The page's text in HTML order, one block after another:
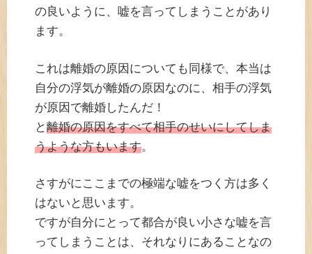
の良いように、嘘を言ってしまうことがあり
ます。
これは離婚の原因についても同様で、本当は
自分の浮気が離婚の原因なのに、相手の浮気
が原因で離婚したんだ！
と離婚の原因をすべて相手のせいにしてしま
うような方もいます。
さすがにここまでの極端な嘘をつく方は多く
はないと思います。
ですが自分にとって都合が良い小さな嘘を言
ってしまうことは、それなりにあることなの